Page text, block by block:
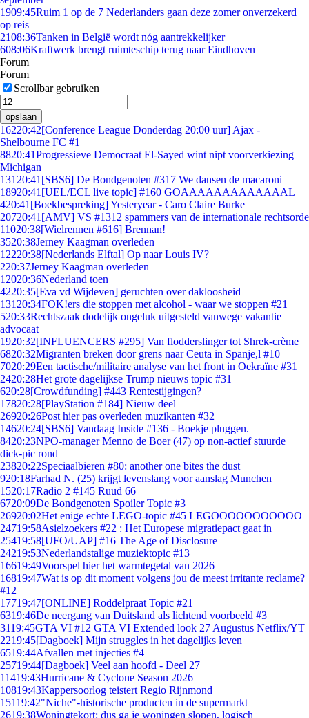
1909:45Ruim 1 op de 7 Nederlanders gaan deze zomer onverzekerd
op reis
2108:36Tanken in België wordt nóg aantrekkelijker
608:06Kraftwerk brengt ruimteschip terug naar Eindhoven
Forum
Forum
Scrollbar gebruiken
opslaan
16220:42[Conference League Donderdag 20:00 uur] Ajax -
Shelbourne FC #1
8820:41Progressieve Democraat El-Sayed wint nipt voorverkiezing
Michigan
131 20:41 [SBS6] De Bondgenoten #317 We dansen de macaroni
18920:41 [UEL/ECL live topic] #160 GOAAAAAAAAAAAAAL
420:41 [Boekbespreking] Yesteryear - Caro Claire Burke
20720:41 [AMV] VS #1312 spammers van de internationale rechtsorde
11020:38[Wielrennen #616] Brennan!
3520:38Jerney Kaagman overleden
12220:38[Nederlands Elftal] Op naar Louis IV?
220:37Jerney Kaagman overleden
12020:36Nederland toen
4220:35[Eva vd Wijdeven] geruchten over dakloosheid
131 20:34FOK!ers die stoppen met alcohol - waar we stoppen #21
520:33Rechtszaak dodelijk ongeluk uitgesteld vanwege vakantie
advocaat
1920:32[INFLUENCERS #295] Van flodderslinger tot Shrek-crème
6820:32Migranten breken door grens naar Ceuta in Spanje,l #10
7020:29Een tactische/militaire analyse van het front in Oekraïne #31
2420:28Het grote dagelijkse Trump nieuws topic #31
620:28[Crowdfunding] #443 Rentestijgingen?
17820:28[PlayStation #184] Nieuw deel
26920:26Post hier pas overleden muzikanten #32
14620:24[SBS6] Vandaag Inside #136 - Boekje pluggen.
8420:23NPO-manager Menno de Boer (47) op non-actief stuurde
dick-pic rond
23820:22Speciaalbieren #80: another one bites the dust
920:18Farhad N. (25) krijgt levenslang voor aanslag Munchen
1520:17Radio 2 #145 Ruud 66
6720:09De Bondgenoten Spoiler Topic #3
26920:02Het enige echte LEGO-topic #45 LEGOOOOOOOOOOO
24719:58Asielzoekers #22 : Het Europese migratiepact gaat in
25419:58[UFO/UAP] #16 The Age of Disclosure
24219:53Nederlandstalige muziektopic #13
16619:49Voorspel hier het warmtegetal van 2026
16819:47Wat is op dit moment volgens jou de meest irritante reclame?
#12
17719:47[ONLINE] Roddelpraat Topic #21
6319:46De neergang van Duitsland als lichtend voorbeeld #3
3119:45GTA VI #12 GTA VI Extended look 27 Augustus Netflix/YT
2219:45[Dagboek] Mijn struggles in het dagelijks leven
6519:44Afvallen met injecties #4
25719:44[Dagboek] Veel aan hoofd - Deel 27
11419:43Hurricane & Cyclone Season 2026
10819:43Kappersoorlog teistert Regio Rijnmond
15119:42"Niche"-historische producten in de supermarkt
2619:38Woningtekort: dus ga je woningen slopen, logisch